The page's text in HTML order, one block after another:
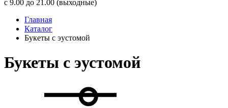
с 9.00 до 21.00 (выходные)
Главная
Каталог
Букеты с эустомой
Букеты с эустомой